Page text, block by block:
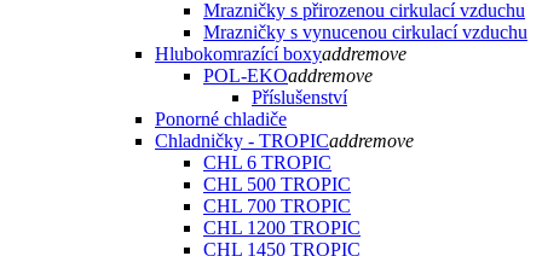
Mrazničky s přirozenou cirkulací vzduchu
Mrazničky s vynucenou cirkulací vzduchu
Hlubokomrazící boxyaddremove
POL-EKOaddremove
Příslušenství
Ponorné chladiče
Chladničky - TROPICaddremove
CHL 6 TROPIC
CHL 500 TROPIC
CHL 700 TROPIC
CHL 1200 TROPIC
CHL 1450 TROPIC